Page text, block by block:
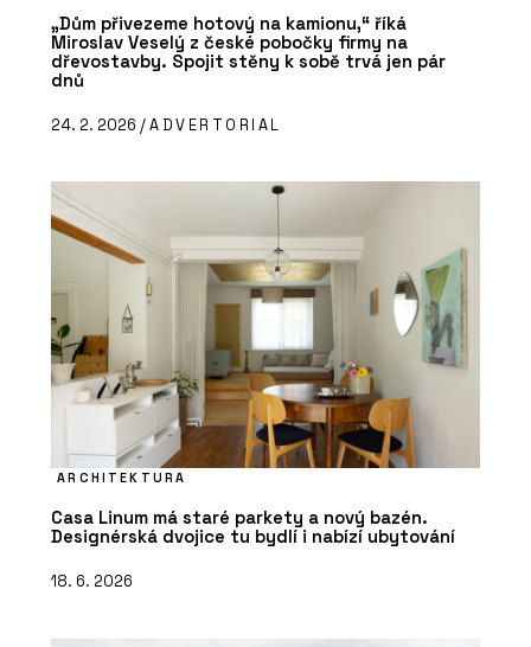
„Dům přivezeme hotový na kamionu,“ říká
Miroslav Veselý z české pobočky firmy na
dřevostavby. Spojit stěny k sobě trvá jen pár
dnů
24. 2. 2026 /ADVERTORIAL
ARCHITEKTURA
Casa Linum má staré parkety a nový bazén.
Designérská dvojice tu bydlí i nabízí ubytování
18. 6. 2026